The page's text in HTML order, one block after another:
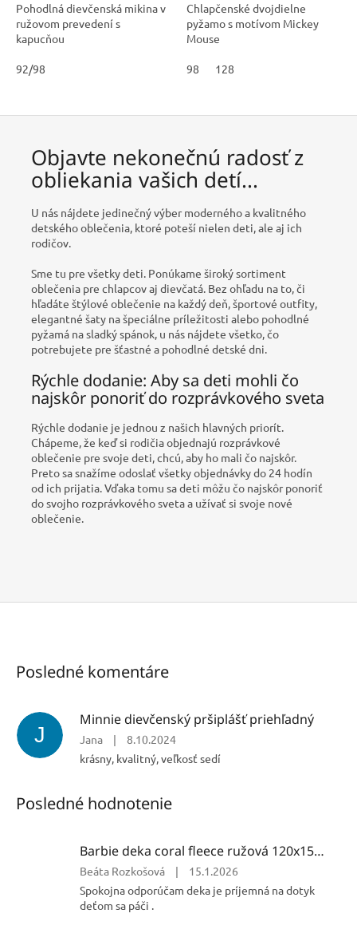
Pohodlná dievčenská mikina v
ružovom prevedení s
kapucňou
92/98
Chlapčenské dvojdielne
pyžamo s motívom Mickey
Mouse
98 128
Objavte nekonečnú radosť z
obliekania vašich detí...
U nás nájdete jedinečný výber moderného a kvalitného
detského oblečenia, ktoré poteší nielen deti, ale aj ich
rodičov.
Sme tu pre všetky deti. Ponúkame široký sortiment
oblečenia pre chlapcov aj dievčatá. Bez ohľadu na to, či
hľadáte štýlové oblečenie na každý deň, športové outfity,
elegantné šaty na špeciálne príležitosti alebo pohodlné
pyžamá na sladký spánok, u nás nájdete všetko, čo
potrebujete pre šťastné a pohodlné detské dni.
Rýchle dodanie: Aby sa deti mohli čo
najskôr ponoriť do rozprávkového sveta
Rýchle dodanie je jednou z našich hlavných priorít.
Chápeme, že keď si rodičia objednajú rozprávkové
oblečenie pre svoje deti, chcú, aby ho mali čo najskôr.
Preto sa snažíme odoslať všetky objednávky do 24 hodín
od ich prijatia. Vďaka tomu sa deti môžu čo najskôr ponoriť
do svojho rozprávkového sveta a užívať si svoje nové
oblečenie.
Posledné komentáre
J
Minnie dievčenský pršiplášť priehľadný
Jana |
8.10.2024
krásny, kvalitný, veľkosť sedí
Posledné hodnotenie
Barbie deka coral fleece ružová 120x150cm
Hodnotenie
produktu
je
Beáta Rozkošová |
15.1.2026
Spokojna odporúčam deka je príjemná na dotyk
deťom sa páči .